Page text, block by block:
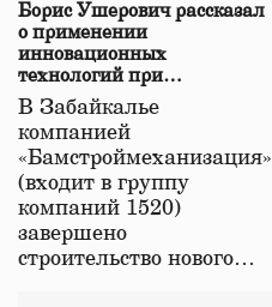
Борис Ушерович рассказал
о применении
инновационных
технологий при
строительстве нового моста
в Забайкалье
В Забайкалье
компанией
«Бамстроймеханизация»
(входит в группу
компаний 1520)
завершено
строительство нового…